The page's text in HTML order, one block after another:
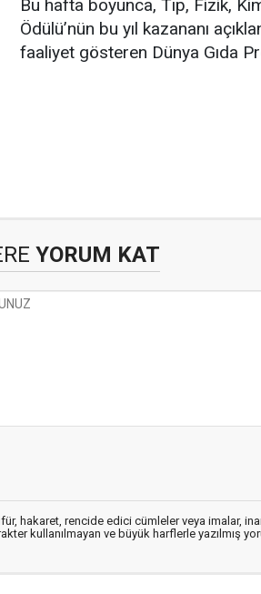
Bu hafta boyunca, Tıp, Fizik,
Ödülü’nün bu yıl kazananı
faaliyet gösteren Dünya Gıda
YORUM KAT
hakaret, rencide edici cümleler veya imalar,
kullanılmayan ve büyük harflerle yazılmış